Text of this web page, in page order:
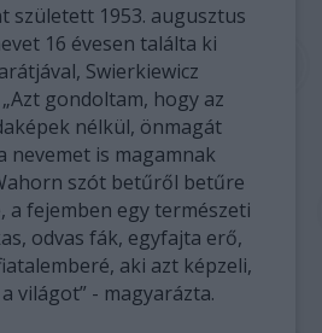
született 1953. augusztus
16 évesen találta ki
Swierkiewicz
gondoltam, hogy az
nélkül, önmagát
nevemet is magamnak
szót betűről betűre
a fejemben egy természeti
odvas fák, egyfajta erő,
aki azt képzeli,
világot” - magyarázta.